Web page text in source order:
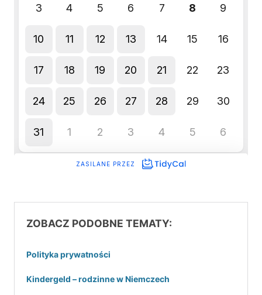
ZOBACZ PODOBNE TEMATY:
Polityka prywatności
Kindergeld – rodzinne w Niemczech